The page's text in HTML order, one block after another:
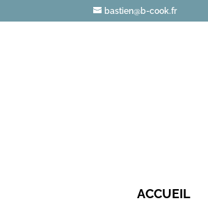
bastien@b-cook.fr
ACCUEIL